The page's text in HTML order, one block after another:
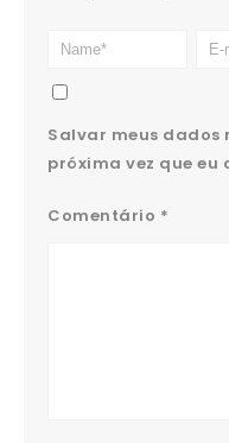
Salvar meus
próxima vez que eu
Comentário *